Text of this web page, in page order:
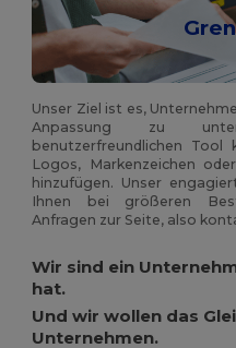
Unser Ziel ist es,
Anpassung zu
benutzerfreundlichen Tool
Logos, Markenzeichen
hinzufügen. Unser
Ihnen bei größeren
Anfragen zur Seite, also
Wir sind ein
hat.
Und wir wollen das
Unternehmen.